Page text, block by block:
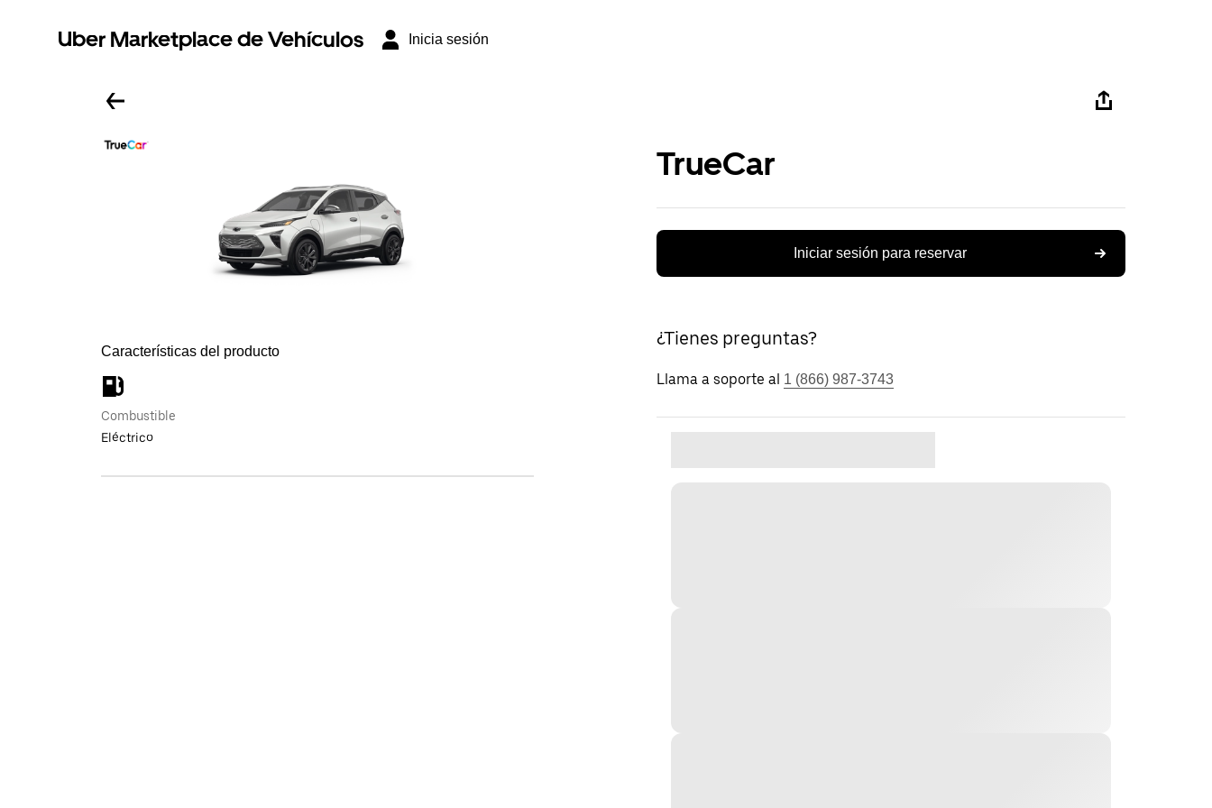
Uber Marketplace de Vehículos Inicia sesión
Características del producto
Combustible
Eléctrico
TrueCar
Iniciar sesión para reservar
¿Tienes preguntas?
Llama a soporte al 1 (866) 987-3743